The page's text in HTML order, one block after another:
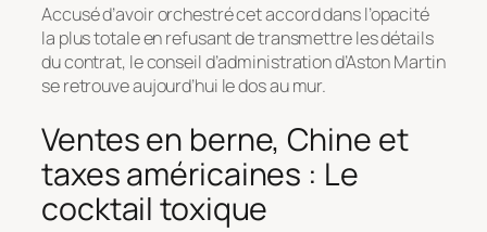
Accusé d’avoir orchestré cet accord dans l’opacité
la plus totale en refusant de transmettre les détails
du contrat, le conseil d’administration d’Aston Martin
se retrouve aujourd’hui le dos au mur.
Ventes en berne, Chine et
taxes américaines : Le
cocktail toxique